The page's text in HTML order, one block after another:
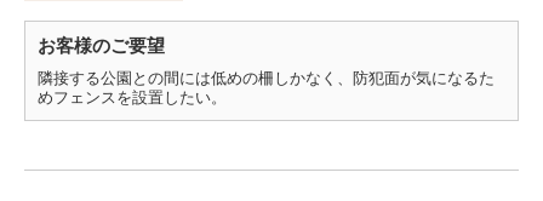
お客様のご要望
隣接する公園との間には低めの柵しかなく、防犯面が気になるた
めフェンスを設置したい。